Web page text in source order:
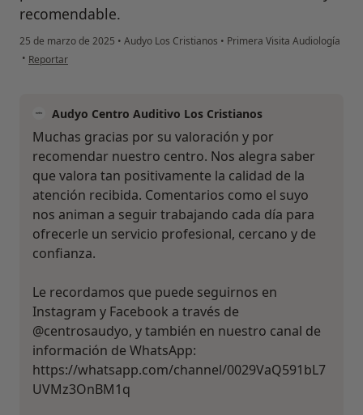
recomendable.
25 de marzo de 2025 • Audyo Los Cristianos • Primera Visita Audiología
• en opinión del usuario Yani
Reportar
Audyo Centro Auditivo Los Cristianos
Muchas gracias por su valoración y por
recomendar nuestro centro. Nos alegra saber
que valora tan positivamente la calidad de la
atención recibida. Comentarios como el suyo
nos animan a seguir trabajando cada día para
ofrecerle un servicio profesional, cercano y de
confianza.
Le recordamos que puede seguirnos en
Instagram y Facebook a través de
@centrosaudyo, y también en nuestro canal de
información de WhatsApp:
https://whatsapp.com/channel/0029VaQ591bL7
UVMz3OnBM1q